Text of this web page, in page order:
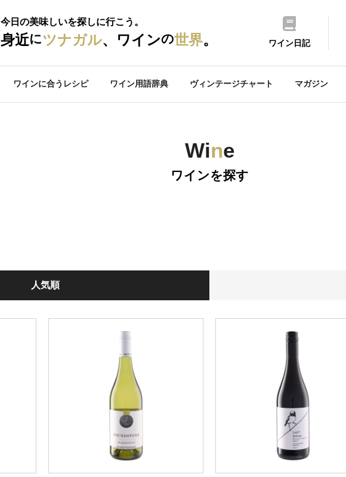
今日の美味しいを探しに行こう。
身近にツナガル、ワインの世界。 ワイン日記
ワインに合うレシピ ワイン用語辞典 ヴィンテージチャート マガジン
Wine
ワインを探す
人気順